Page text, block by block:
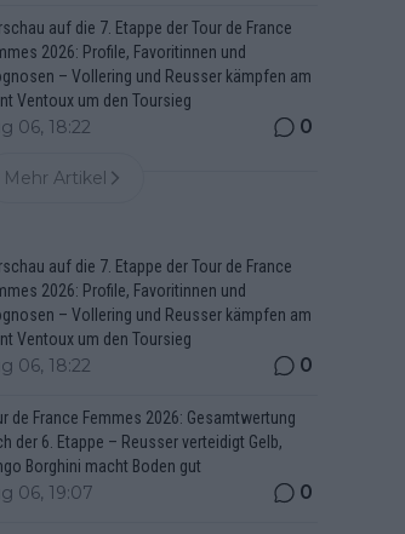
auf die 7. Etappe der Tour de France
2026: Profile, Favoritinnen und
– Vollering und Reusser kämpfen am
Ventoux um den Toursieg
06, 18:22 0
Mehr Artikel
auf die 7. Etappe der Tour de France
2026: Profile, Favoritinnen und
– Vollering und Reusser kämpfen am
Ventoux um den Toursieg
06, 18:22 0
de France Femmes 2026: Gesamtwertung
der 6. Etappe – Reusser verteidigt Gelb,
Borghini macht Boden gut
06, 19:07 0